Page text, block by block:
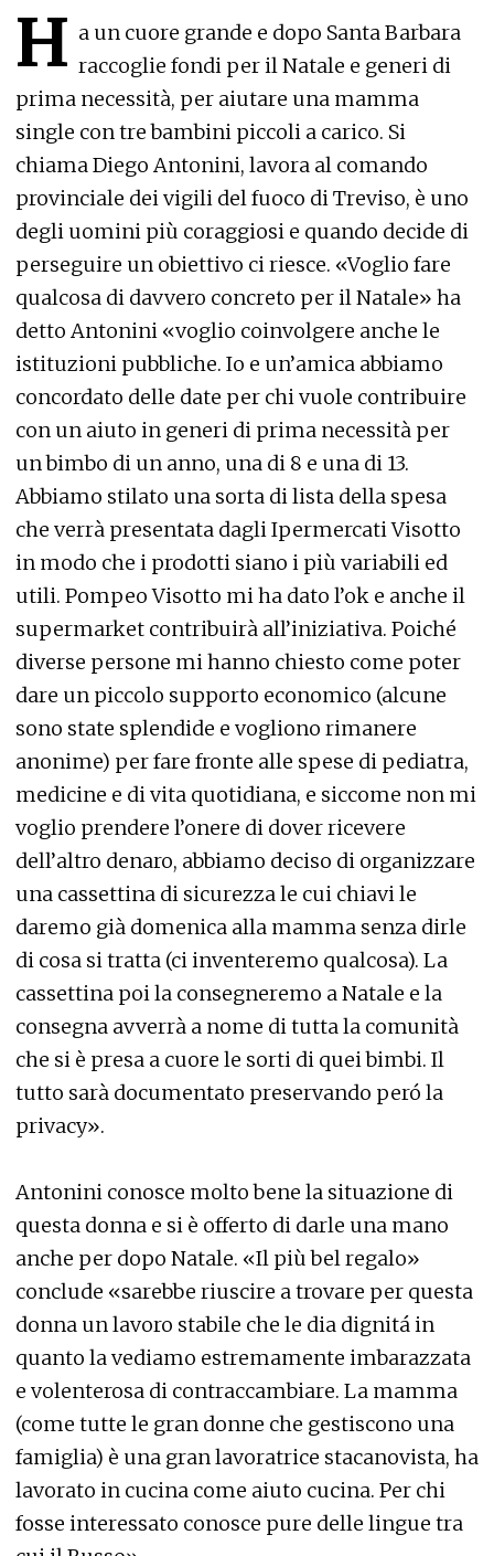
H a un cuore grande e dopo Santa Barbara
raccoglie fondi per il Natale e generi di
prima necessità, per aiutare una mamma
single con tre bambini piccoli a carico. Si
chiama Diego Antonini, lavora al comando
provinciale dei vigili del fuoco di Treviso, è uno
degli uomini più coraggiosi e quando decide di
perseguire un obiettivo ci riesce. «Voglio fare
qualcosa di davvero concreto per il Natale» ha
detto Antonini «voglio coinvolgere anche le
istituzioni pubbliche. Io e un’amica abbiamo
concordato delle date per chi vuole contribuire
con un aiuto in generi di prima necessità per
un bimbo di un anno, una di 8 e una di 13.
Abbiamo stilato una sorta di lista della spesa
che verrà presentata dagli Ipermercati Visotto
in modo che i prodotti siano i più variabili ed
utili. Pompeo Visotto mi ha dato l’ok e anche il
supermarket contribuirà all’iniziativa. Poiché
diverse persone mi hanno chiesto come poter
dare un piccolo supporto economico (alcune
sono state splendide e vogliono rimanere
anonime) per fare fronte alle spese di pediatra,
medicine e di vita quotidiana, e siccome non mi
voglio prendere l’onere di dover ricevere
dell’altro denaro, abbiamo deciso di organizzare
una cassettina di sicurezza le cui chiavi le
daremo già domenica alla mamma senza dirle
di cosa si tratta (ci inventeremo qualcosa). La
cassettina poi la consegneremo a Natale e la
consegna avverrà a nome di tutta la comunità
che si è presa a cuore le sorti di quei bimbi. Il
tutto sarà documentato preservando peró la
privacy».
Antonini conosce molto bene la situazione di
questa donna e si è offerto di darle una mano
anche per dopo Natale. «Il più bel regalo»
conclude «sarebbe riuscire a trovare per questa
donna un lavoro stabile che le dia dignitá in
quanto la vediamo estremamente imbarazzata
e volenterosa di contraccambiare. La mamma
(come tutte le gran donne che gestiscono una
famiglia) è una gran lavoratrice stacanovista, ha
lavorato in cucina come aiuto cucina. Per chi
fosse interessato conosce pure delle lingue tra